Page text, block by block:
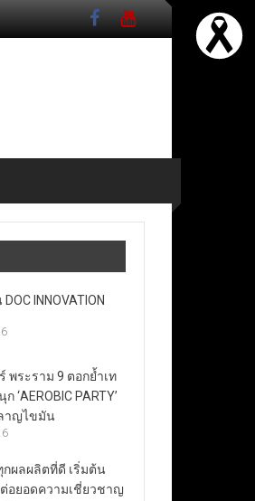
INNOVATION
พระราม 9 ตอกย้ำเท
PARTY’
าญไขมัน
กผลผลิตที่ดี เริ่มต้น
อยอดความเชี่ยวชาญ